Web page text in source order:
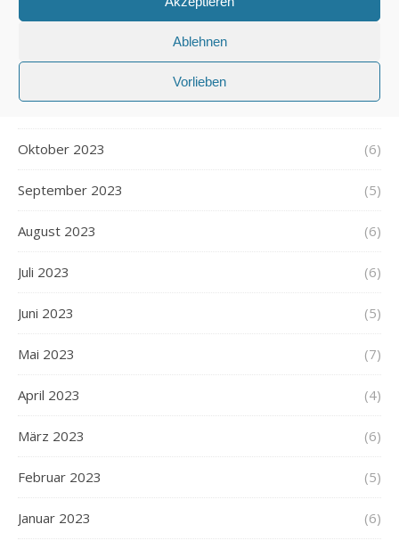
Ablehnen
Vorlieben
Januar 2024 (6)
Dezember 2023 (5)
Oktober 2023 (6)
September 2023 (5)
August 2023 (6)
Juli 2023 (6)
Juni 2023 (5)
Mai 2023 (7)
April 2023 (4)
März 2023 (6)
Februar 2023 (5)
Januar 2023 (6)